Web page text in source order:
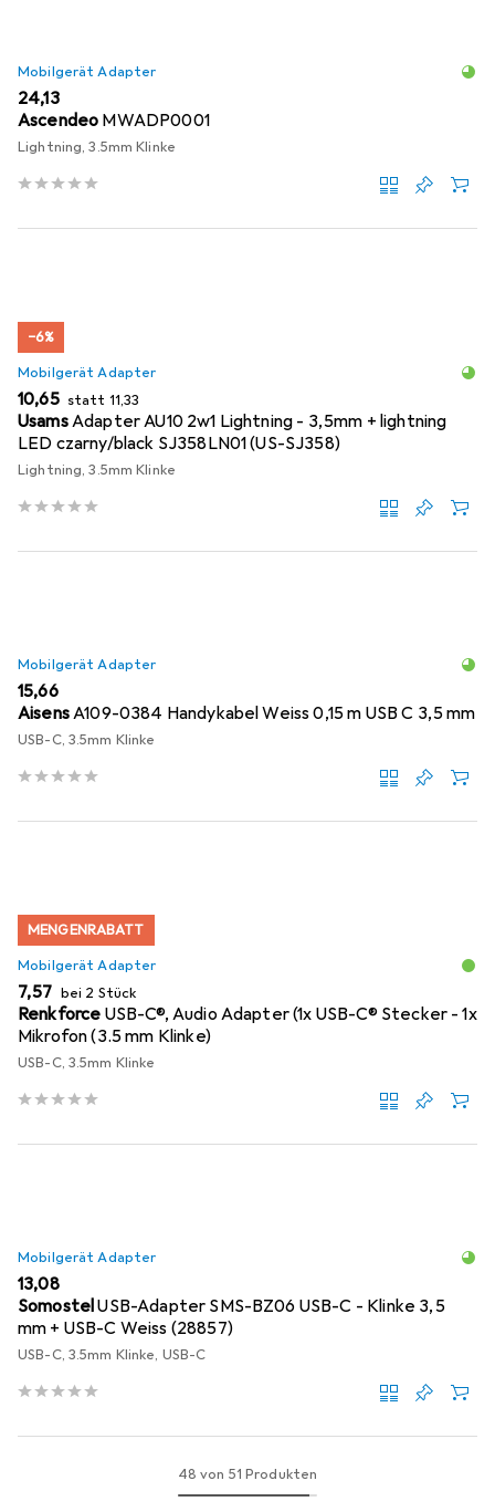
Mobilgerät Adapter
EUR
24,13
Ascendeo MWADP0001
Lightning, 3.5mm Klinke
−6%
Mobilgerät Adapter
EUR
10,65 statt EUR
11,33
UsamsAdapter AU10 2w1 Lightning - 3,5mm + lightning
LED czarny/black SJ358LN01 (US-SJ358)
Lightning, 3.5mm Klinke
Mobilgerät Adapter
EUR
15,66
AisensA109-0384 Handykabel Weiss 0,15 m USB C 3,5 mm
USB-C, 3.5mm Klinke
MENGENRABATT
Mobilgerät Adapter
EUR
7,57 bei 2 Stück
Renkforce USB-C®, Audio Adapter (1x USB-C® Stecker - 1x
Mikrofon (3.5 mm Klinke)
USB-C, 3.5mm Klinke
Mobilgerät Adapter
EUR
13,08
SomostelUSB-Adapter SMS-BZ06 USB-C - Klinke 3,5
mm + USB-C Weiss (28857)
USB-C, 3.5mm Klinke, USB-C
48 von 51 Produkten